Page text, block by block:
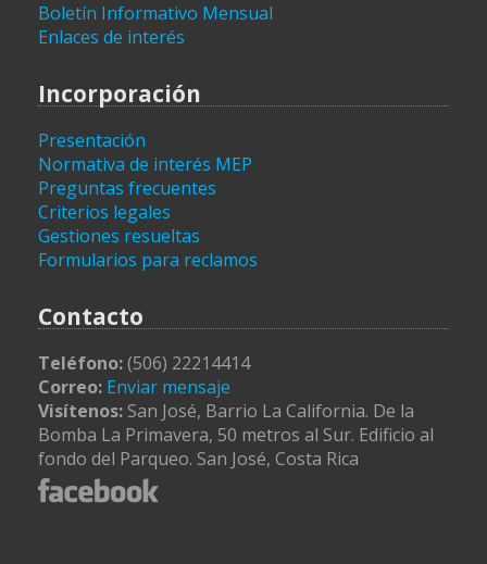
Boletín Informativo Mensual
Enlaces de interés
Incorporación
Presentación
Normativa de interés MEP
Preguntas frecuentes
Criterios legales
Gestiones resueltas
Formularios para reclamos
Contacto
Teléfono:(506) 22214414
Correo: Enviar mensaje
Visítenos: San José, Barrio La California. De la
Bomba La Primavera, 50 metros al Sur. Edificio al
fondo del Parqueo. San José, Costa Rica